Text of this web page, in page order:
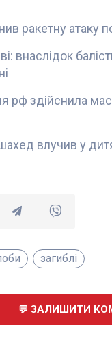
ракетну
внаслідок
рф здійснила
влучив у
загиблі
ЗАЛИШИТИ